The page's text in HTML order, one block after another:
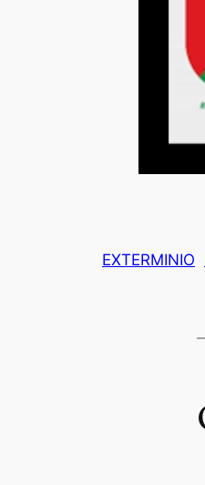
EXTERMINIO